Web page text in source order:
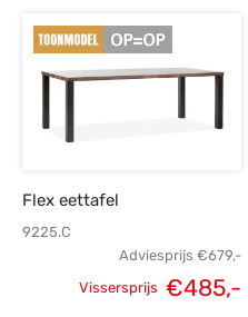
Flex eettafel
9225.C
Adviesprijs €679,-
Vissersprijs €485,-